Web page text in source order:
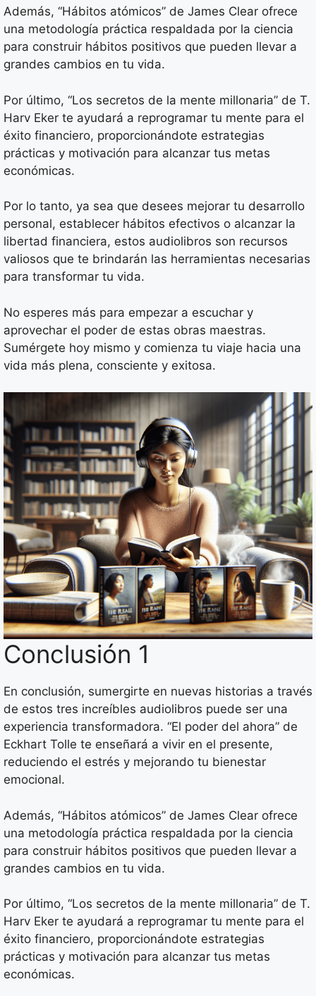
Además, “Hábitos atómicos” de James Clear ofrece
una metodología práctica respaldada por la ciencia
para construir hábitos positivos que pueden llevar a
grandes cambios en tu vida.
Por último, “Los secretos de la mente millonaria” de T.
Harv Eker te ayudará a reprogramar tu mente para el
éxito financiero, proporcionándote estrategias
prácticas y motivación para alcanzar tus metas
económicas.
Por lo tanto, ya sea que desees mejorar tu desarrollo
personal, establecer hábitos efectivos o alcanzar la
libertad financiera, estos audiolibros son recursos
valiosos que te brindarán las herramientas necesarias
para transformar tu vida.
No esperes más para empezar a escuchar y
aprovechar el poder de estas obras maestras.
Sumérgete hoy mismo y comienza tu viaje hacia una
vida más plena, consciente y exitosa.
Conclusión 1
En conclusión, sumergirte en nuevas historias a través
de estos tres increíbles audiolibros puede ser una
experiencia transformadora. “El poder del ahora” de
Eckhart Tolle te enseñará a vivir en el presente,
reduciendo el estrés y mejorando tu bienestar
emocional.
Además, “Hábitos atómicos” de James Clear ofrece
una metodología práctica respaldada por la ciencia
para construir hábitos positivos que pueden llevar a
grandes cambios en tu vida.
Por último, “Los secretos de la mente millonaria” de T.
Harv Eker te ayudará a reprogramar tu mente para el
éxito financiero, proporcionándote estrategias
prácticas y motivación para alcanzar tus metas
económicas.